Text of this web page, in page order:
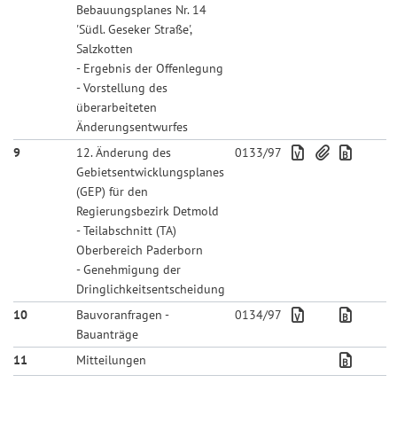
Bebauungsplanes Nr. 14
'Südl. Geseker Straße',
Salzkotten
- Ergebnis der Offenlegung
- Vorstellung des
überarbeiteten
Änderungsentwurfes
9
12. Änderung des
Gebietsentwicklungsplanes
(GEP) für den
Regierungsbezirk Detmold
- Teilabschnitt (TA)
Oberbereich Paderborn
- Genehmigung der
Dringlichkeitsentscheidung
0133/97
10
Bauvoranfragen -
Bauanträge
0134/97
11 Mitteilungen